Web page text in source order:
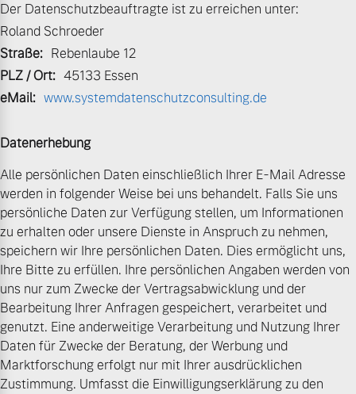
Angebot anfragen
Fahrzeug konfigurieren
Sofort verfügbare Fahrzeuge
Volvo Selekt
Gebrauchtwagen
Die Neuwagenalternative
Mehr erfahren
Editionsmodelle
Jetzt kennenlernen
Sommer Kompletträder.
Mehr erfahren
Frühjahrscheck
Entdecken Sie unsere
saisonalen Angebote.
Mehr erfahren
Der Datenschutzbeauftragte ist zu erreichen unter:
Roland Schroeder
Straße: Rebenlaube 12
PLZ / Ort: 45133 Essen
eMail: www.systemdatenschutzconsulting.de
Datenerhebung
Alle persönlichen Daten einschließlich Ihrer E-Mail Adresse
werden in folgender Weise bei uns behandelt. Falls Sie uns
persönliche Daten zur Verfügung stellen, um Informationen
zu erhalten oder unsere Dienste in Anspruch zu nehmen,
speichern wir Ihre persönlichen Daten. Dies ermöglicht uns,
Ihre Bitte zu erfüllen. Ihre persönlichen Angaben werden von
uns nur zum Zwecke der Vertragsabwicklung und der
Bearbeitung Ihrer Anfragen gespeichert, verarbeitet und
genutzt. Eine anderweitige Verarbeitung und Nutzung Ihrer
Daten für Zwecke der Beratung, der Werbung und
Marktforschung erfolgt nur mit Ihrer ausdrücklichen
Zustimmung. Umfasst die Einwilligungserklärung zu den